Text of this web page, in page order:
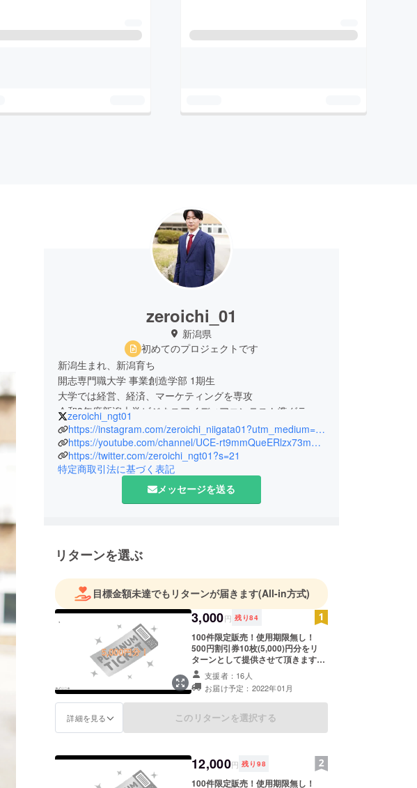
zeroichi_01
新潟県
初めてのプロジェクトです
新潟生まれ、新潟育ち
開志専門職大学 事業創造学部 1期生
大学では経営、経済、マーケティングを専攻
令和3年度新潟大学ビジネスアイディアコンテスト準グラン
プリ
zeroichi_ngt01
https://instagram.com/zeroichi_niigata01?utm_medium=copy_link
https://youtube.com/channel/UCE-rt9mmQueERlzx73mg7YA
https://twitter.com/zeroichi_ngt01?s=21
特定商取引法に基づく表記
メッセージを送る
リターンを選ぶ
目標金額未達でもリターンが届きます(All-in方式)
3,000円 残り84
100件限定販売！使用期限無し！
500円割引券10枚(5,000)円分をリ
ターンとして提供させて頂きます。
メールを送信させて頂き、その後当
店にご来店された際に直接メールを
確認することでの引き換えとさせて
頂きます。 郵送でのリターン提供は
出来ません。直接のみとさせていた
だきます。 なにか不明な点があれば
Instagramまでご連絡ください。 よ
「店舗が存続する限り」
支援者：16人
お届け予定：2022年01月
詳細を見る このリターンを選択する
12,000円 残り 98
100件限定販売！使用期限無し！